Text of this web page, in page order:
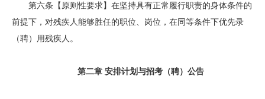
第六条【原则性要求】在坚持具有正常履行职责的身体条件的
前提下，对残疾人能够胜任的职位、岗位，在同等条件下优先录
（聘）用残疾人。
第二章 安排计划与招考（聘）公告